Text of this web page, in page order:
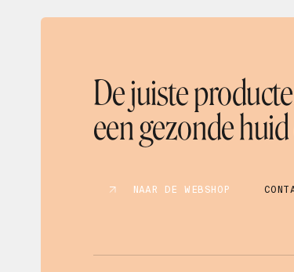
Mascara
Oogverzorging
Peeling
De juiste
een gezonde
NAAR DE WEBSHOP